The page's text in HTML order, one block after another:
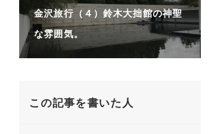
金沢旅行（４）鈴木大拙館の神聖
な雰囲気。
この記事を書いた人